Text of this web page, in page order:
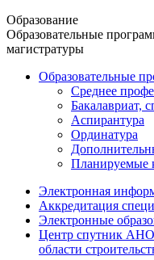
Образование
Образовательные
магистратуры
Образовательные
Среднее
Бакалавриат,
Аспирантура
Ординатура
Планируемые
Электронная
Аккредитация
Электронные
Центр спутник АНО
области